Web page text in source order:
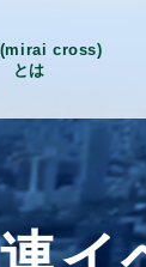
cross)
とは